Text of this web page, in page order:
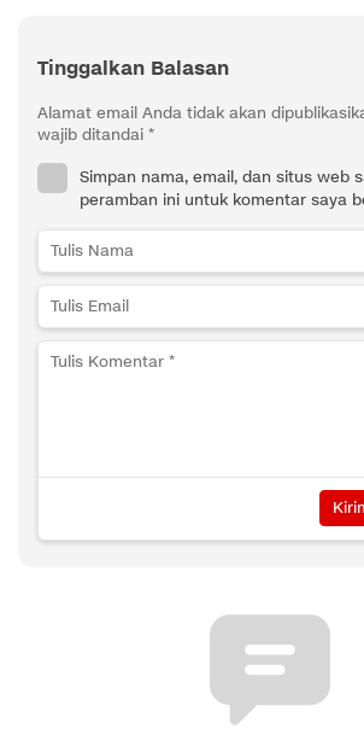
Tinggalkan Balasan
Alamat email Anda tidak akan
wajib ditandai *
Simpan nama, email, dan situs web
peramban ini untuk komentar saya